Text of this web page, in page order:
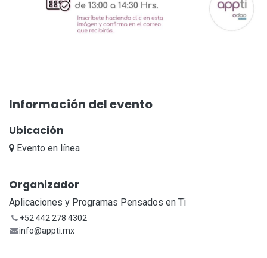
Información del evento
Ubicación
Evento en línea
Organizador
Aplicaciones y Programas Pensados en Ti
+52 442 278 4302
info@appti.mx